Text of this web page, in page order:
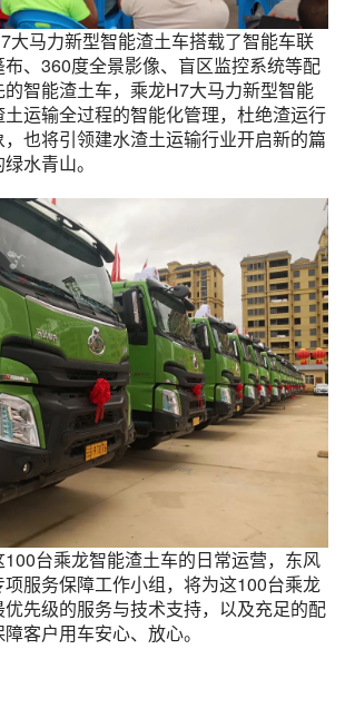
大马力新型智能渣土车搭载了智能车联
、360度全景影像、盲区监控系统等配
智能渣土车，乘龙H7大马力新型智能
运输全过程的智能化管理，杜绝渣运行
也将引领建水渣土运输行业开启新的篇
水青山。
台乘龙智能渣土车的日常运营，东风
服务保障工作小组，将为这100台乘龙
先级的服务与技术支持，以及充足的配
客户用车安心、放心。